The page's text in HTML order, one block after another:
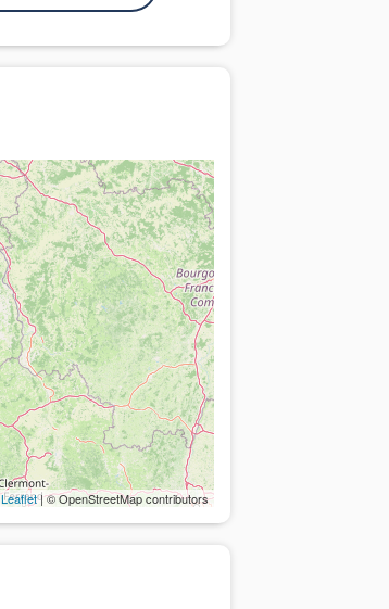
Leaflet| © OpenStreetMap contributors